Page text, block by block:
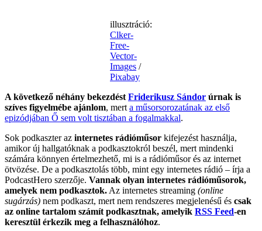
illusztráció:
Clker-
Free-
Vector-
Images /
Pixabay
A következő néhány bekezdést Friderikusz Sándor úrnak is
szíves figyelmébe ajánlom, mert a műsorsorozatának az első
epizódjában Ő sem volt tisztában a fogalmakkal.
Sok podkaszter az internetes rádióműsor kifejezést használja,
amikor új hallgatóknak a podkasztokról beszél, mert mindenki
számára könnyen értelmezhető, mi is a rádióműsor és az internet
ötvözése. De a podkasztolás több, mint egy internetes rádió – írja a
PodcastHero szerzője. Vannak olyan internetes rádióműsorok,
amelyek nem podkasztok. Az internetes streaming (online
sugárzás) nem podkaszt, mert nem rendszeres megjelenésű és csak
az online tartalom számít podkasztnak, amelyik RSS Feed-en
keresztül érkezik meg a felhasználóhoz.